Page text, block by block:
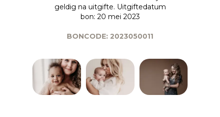
geldig na uitgifte. Uitgiftedatum
bon: 20 mei 2023
BONCODE: 2023050011